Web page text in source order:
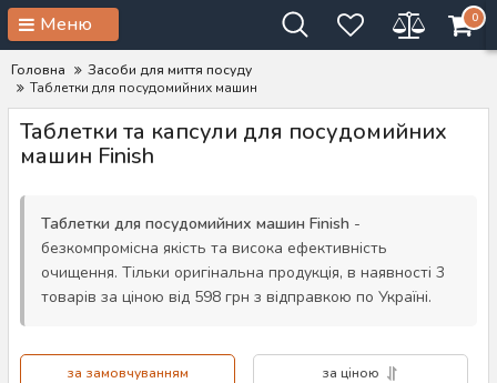
Меню 0
Головна
Засоби для миття посуду
Таблетки для посудомийних машин
Таблетки та капсули для посудомийних
машин Finish
Таблетки для посудомийних машин Finish -
безкомпромісна якість та висока ефективність
очищення. Тільки оригінальна продукція, в наявності 3
товарів за ціною від 598 грн з відправкою по Україні.
за замовчуванням за ціною